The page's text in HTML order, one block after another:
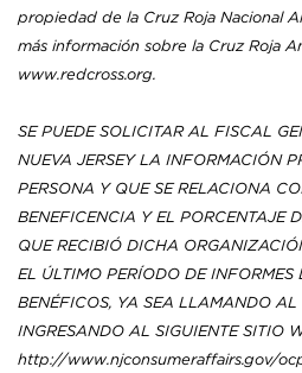
propiedad de la Cruz Roja Nacional
más información sobre la Cruz Roja
www.redcross.org.
SE PUEDE SOLICITAR AL FISCAL
NUEVA JERSEY LA INFORMACIÓN
PERSONA Y QUE SE RELACIONA
BENEFICENCIA Y EL PORCENTAJE
QUE RECIBIÓ DICHA
EL ÚLTIMO PERÍODO DE
BENÉFICOS, YA SEA LLAMANDO
INGRESANDO AL SIGUIENTE SITIO
http://www.njconsumeraffairs.gov/